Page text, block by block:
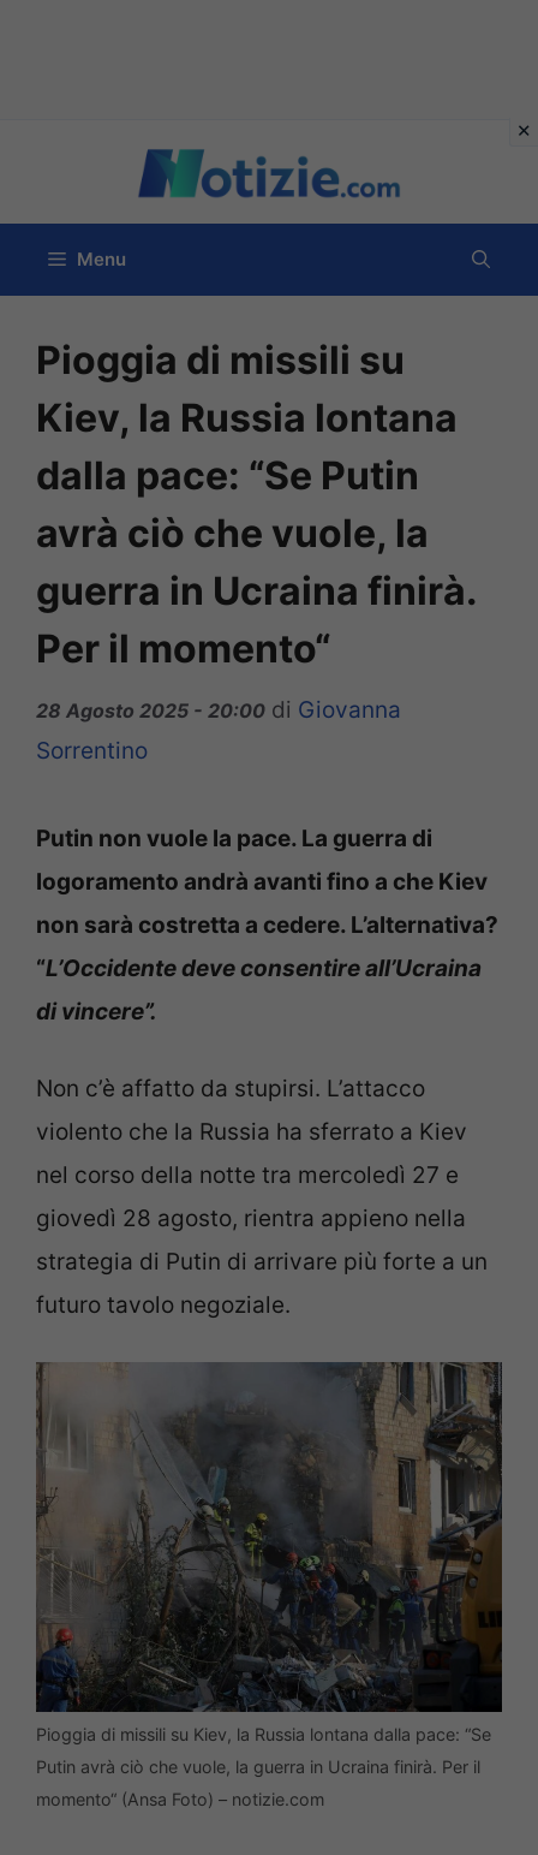
contenuto
Menu
Pioggia di missili su
Kiev, la Russia lontana
dalla pace: “Se Putin
avrà ciò che vuole, la
guerra in Ucraina finirà.
Per il momento“
28 Agosto 2025 - 20:00 di Giovanna
Sorrentino
Putin non vuole la pace. La guerra di
logoramento andrà avanti fino a che Kiev
non sarà costretta a cedere. L’alternativa?
“L’Occidente deve consentire all’Ucraina
di vincere”.
Non c’è affatto da stupirsi. L’attacco
violento che la Russia ha sferrato a Kiev
nel corso della notte tra mercoledì 27 e
giovedì 28 agosto, rientra appieno nella
strategia di Putin di arrivare più forte a un
futuro tavolo negoziale.
Pioggia di missili su Kiev, la Russia lontana dalla pace: “Se
Putin avrà ciò che vuole, la guerra in Ucraina finirà. Per il
momento“ (Ansa Foto) – notizie.com